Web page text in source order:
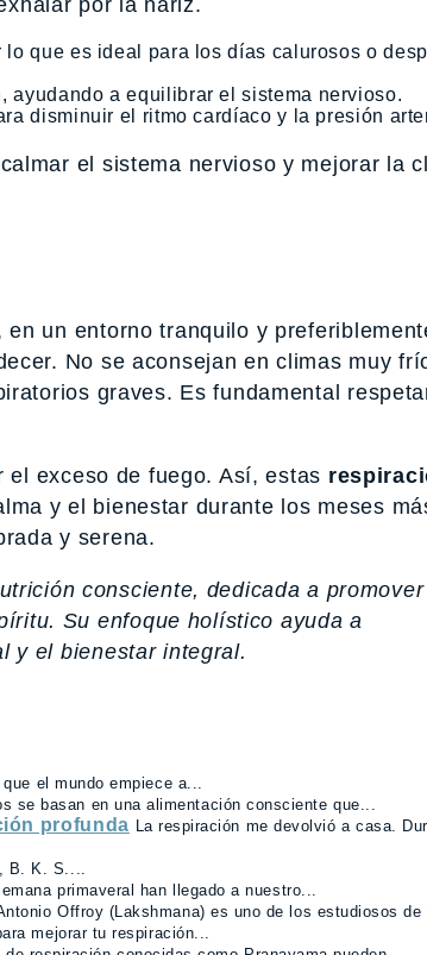
que es ideal para los días calurosos o
ayudando a equilibrar el sistema nervioso.
disminuir el ritmo cardíaco y la presión
el sistema nervioso y mejorar la
un entorno tranquilo y
No se aconsejan en climas muy
graves. Es fundamental
exceso de fuego. Así, estas
y el bienestar durante los meses
y serena.
consciente, dedicada a promover
Su enfoque holístico ayuda a
y el bienestar integral.
el mundo empiece a...
se basan en una alimentación consciente que...
profunda
La respiración me devolvió a casa.
B. K. S....
primaveral han llegado a nuestro...
Offroy (Lakshmana) es uno de los estudiosos de
mejorar tu respiración...